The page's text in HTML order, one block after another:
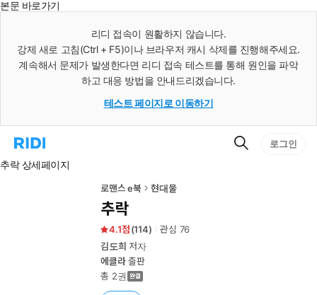
본문 바로가기
리디 접속이 원활하지 않습니다.
강제 새로 고침(Ctrl + F5)이나 브라우저 캐시 삭제를 진행해주세요.
계속해서 문제가 발생한다면 리디 접속 테스트를 통해 원인을 파악
하고 대응 방법을 안내드리겠습니다.
테스트 페이지로 이동하기
리
홈
검
로그인
추락 상세페이지
로맨스 e북 현대물
추락
4.1 (114) 관심 76
김도희 저자
에클라출판
총 2권